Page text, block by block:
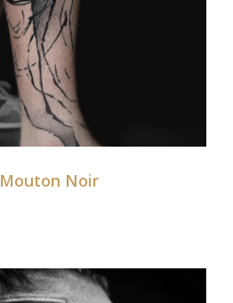
Mouton Noir